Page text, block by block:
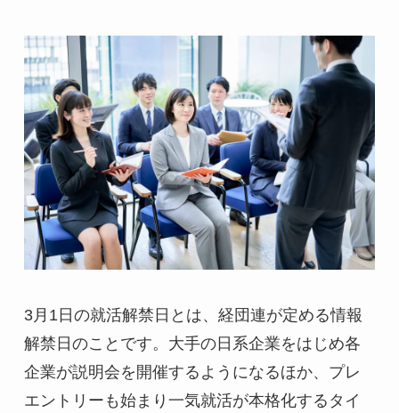
3月1日の就活解禁日とは、経団連が定める情報
解禁日のことです。大手の日系企業をはじめ各
企業が説明会を開催するようになるほか、プレ
エントリーも始まり一気就活が本格化するタイ